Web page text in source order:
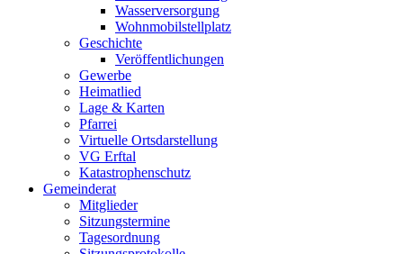
Wasserversorgung
Wohnmobilstellplatz
Geschichte
Veröffentlichungen
Gewerbe
Heimatlied
Lage & Karten
Pfarrei
Virtuelle Ortsdarstellung
VG Erftal
Katastrophenschutz
Gemeinderat
Mitglieder
Sitzungstermine
Tagesordnung